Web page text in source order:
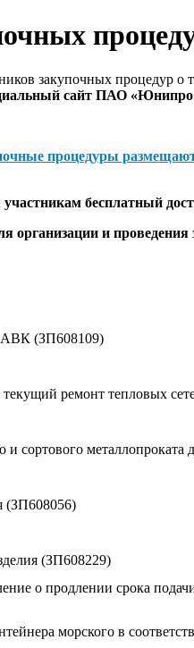
закупочных процедур
сайт ПАО
процедуры
бесплатный
организации и
АВК (ЗП608109)
ремонт тепловых
и сортового
(ЗП608056)
(ЗП608229)
о продлении срока
морского в